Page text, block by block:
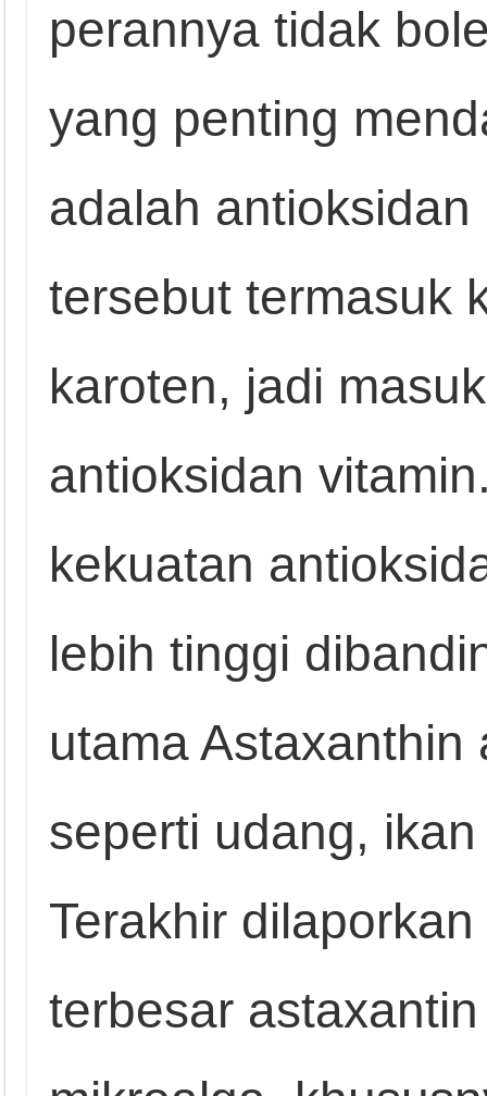
perannya tidak
yang penting
adalah
tersebut termasuk
karoten, jadi
antioksidan
kekuatan
lebih tinggi
utama
seperti udang,
Terakhir
terbesar